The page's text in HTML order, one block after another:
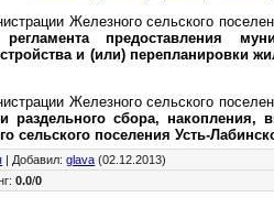
Железного сельского
регламента предоставления
и (или) перепланировки
Железного сельского
раздельного сбора,
сельского поселения Усть-
Добавил:glava (02.12.2013)
:0.0/0